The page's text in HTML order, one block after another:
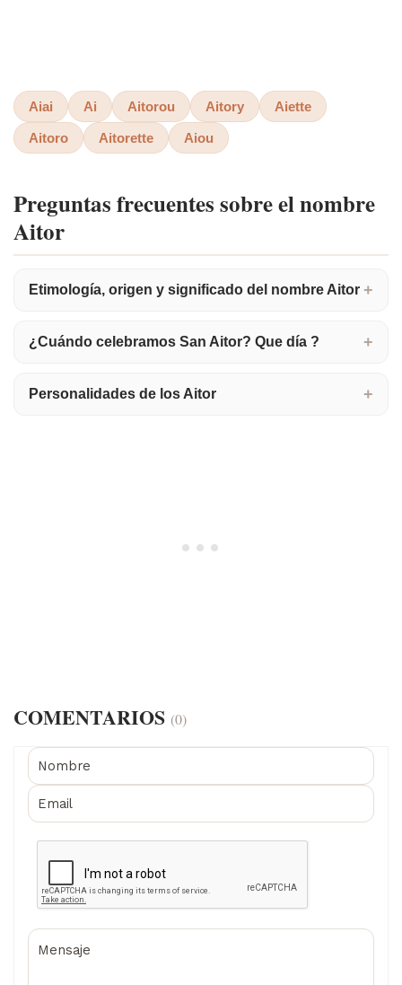
Aiai Ai Aitorou Aitory Aiette
Aitoro Aitorette Aiou
Preguntas frecuentes sobre el nombre
Aitor
Etimología, origen y significado del nombre Aitor
¿Cuándo celebramos San Aitor? Que día ?
Personalidades de los Aitor
COMENTARIOS (0)